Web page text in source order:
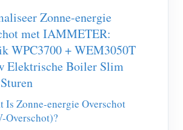
simulator
meter
en simulatiesysteem
Zonne-energie
met IAMMETER:
WPC3700 + WEM3050T
Elektrische Boiler Slim
Is Zonne-energie Overschot
Overschot)?